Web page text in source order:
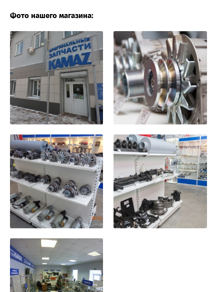
Фото нашего магазина: